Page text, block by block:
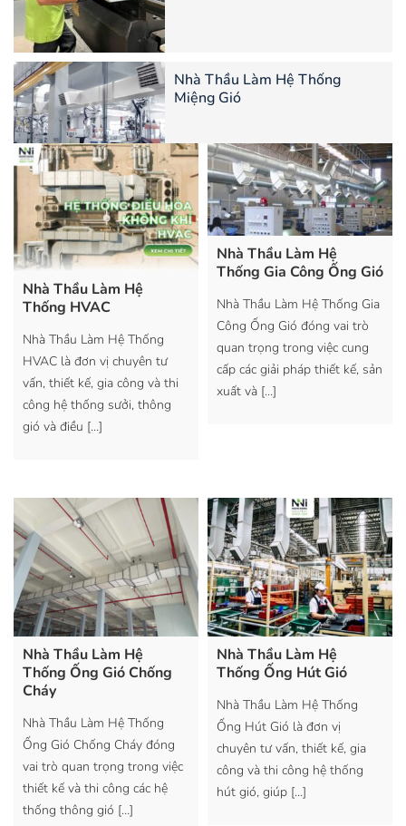
Nhà Thầu Làm Hệ Thống
Miệng Gió
Nhà Thầu Làm Hệ
Thống HVAC
Nhà Thầu Làm Hệ Thống
HVAC là đơn vị chuyên tư
vấn, thiết kế, gia công và thi
công hệ thống sưởi, thông
gió và điều […]
Nhà Thầu Làm Hệ
Thống Gia Công Ống Gió
Nhà Thầu Làm Hệ Thống Gia
Công Ống Gió đóng vai trò
quan trọng trong việc cung
cấp các giải pháp thiết kế, sản
xuất và […]
Nhà Thầu Làm Hệ
Thống Ống Gió Chống
Cháy
Nhà Thầu Làm Hệ Thống
Ống Gió Chống Cháy đóng
vai trò quan trọng trong việc
thiết kế và thi công các hệ
thống thông gió […]
Nhà Thầu Làm Hệ
Thống Ống Hút Gió
Nhà Thầu Làm Hệ Thống
Ống Hút Gió là đơn vị
chuyên tư vấn, thiết kế, gia
công và thi công hệ thống
hút gió, giúp […]